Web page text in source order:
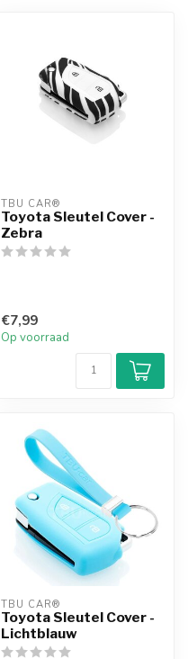
TBU CAR®
Toyota Sleutel Cover -
Zebra
€7,99
Op voorraad
TBU CAR®
Toyota Sleutel Cover -
Lichtblauw